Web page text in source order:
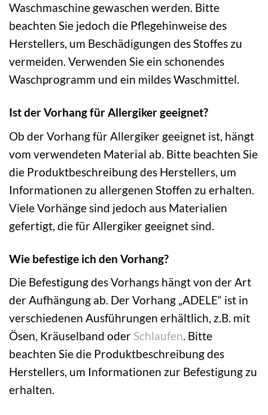
Waschmaschine gewaschen werden. Bitte
beachten Sie jedoch die Pflegehinweise des
Herstellers, um Beschädigungen des Stoffes zu
vermeiden. Verwenden Sie ein schonendes
Waschprogramm und ein mildes Waschmittel.
Ist der Vorhang für Allergiker geeignet?
Ob der Vorhang für Allergiker geeignet ist, hängt
vom verwendeten Material ab. Bitte beachten Sie
die Produktbeschreibung des Herstellers, um
Informationen zu allergenen Stoffen zu erhalten.
Viele Vorhänge sind jedoch aus Materialien
gefertigt, die für Allergiker geeignet sind.
Wie befestige ich den Vorhang?
Die Befestigung des Vorhangs hängt von der Art
der Aufhängung ab. Der Vorhang „ADELE“ ist in
verschiedenen Ausführungen erhältlich, z.B. mit
Ösen, Kräuselband oder Schlaufen. Bitte
beachten Sie die Produktbeschreibung des
Herstellers, um Informationen zur Befestigung zu
erhalten.